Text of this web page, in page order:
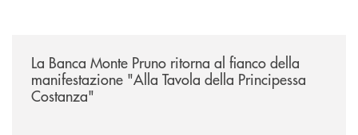
La Banca Monte Pruno ritorna al fianco della
manifestazione "Alla Tavola della Principessa
Costanza"